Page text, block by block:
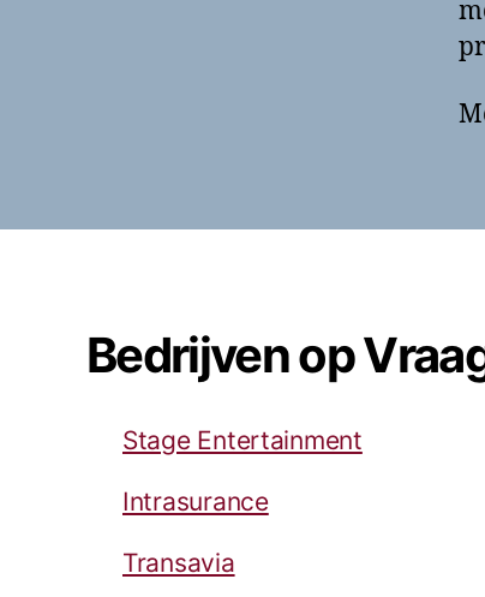
Bedrijven op
Stage Entertainment
Intrasurance
Transavia